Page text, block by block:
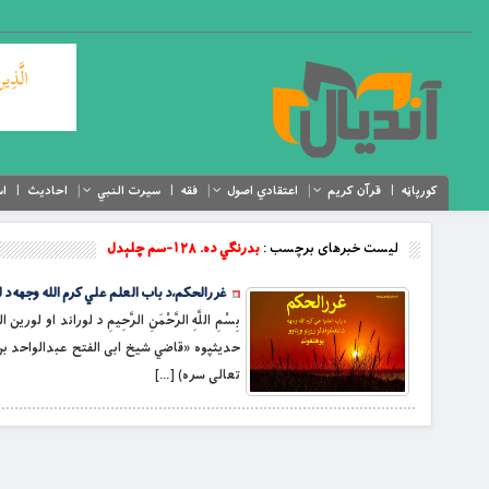
کورپاڼه قرآن کریم اعتقادي اصول فقه سیرت النبي احادیث
لیست خبرهای برچسب :بدرنګي ده. ۱۲۸-سم چلېدل
غررالحکم،د باب العلم علي کرم الله وجهه د
بِسْمِ اللَّهِ الرَّحْمَنِ الرَّحِيمِ د لوراند او
تعالی سره) […]